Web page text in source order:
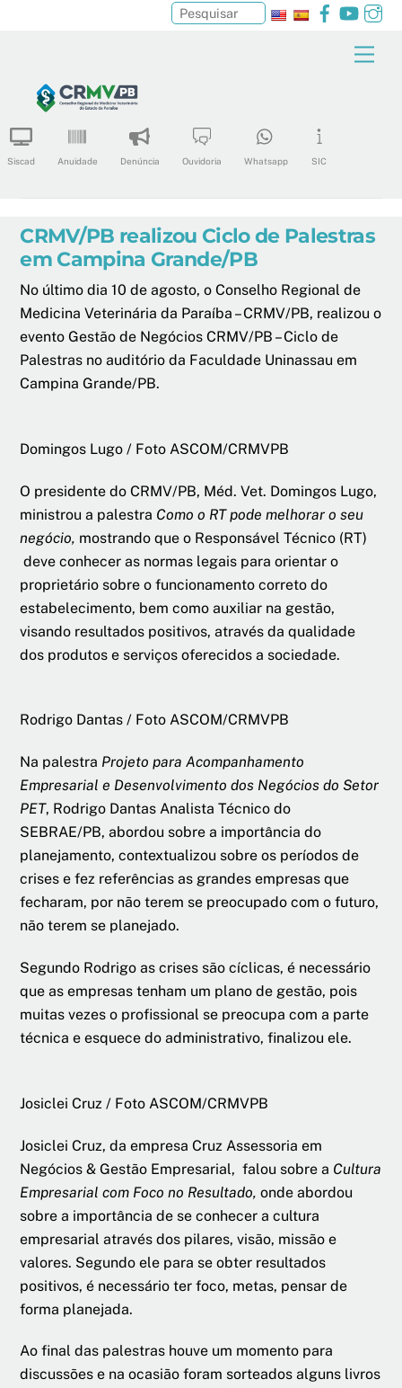
content
Facebook
Siscad Anuidade Denúncia Ouvidoria Whatsapp SIC
Pesquisar
CRMV/PB realizou Ciclo de Palestras
em Campina Grande/PB
No último dia 10 de agosto, o Conselho Regional de
Medicina Veterinária da Paraíba – CRMV/PB, realizou o
evento Gestão de Negócios CRMV/PB – Ciclo de
Palestras no auditório da Faculdade Uninassau em
Campina Grande/PB.
Domingos Lugo / Foto ASCOM/CRMVPB
O presidente do CRMV/PB, Méd. Vet. Domingos Lugo,
ministrou a palestra Como o RT pode melhorar o seu
negócio, mostrando que o Responsável Técnico (RT)
deve conhecer as normas legais para orientar o
proprietário sobre o funcionamento correto do
estabelecimento, bem como auxiliar na gestão,
visando resultados positivos, através da qualidade
dos produtos e serviços oferecidos a sociedade.
Rodrigo Dantas / Foto ASCOM/CRMVPB
Na palestra Projeto para Acompanhamento
Empresarial e Desenvolvimento dos Negócios do Setor
PET, Rodrigo Dantas Analista Técnico do
SEBRAE/PB, abordou sobre a importância do
planejamento, contextualizou sobre os períodos de
crises e fez referências as grandes empresas que
fecharam, por não terem se preocupado com o futuro,
não terem se planejado.
Segundo Rodrigo as crises são cíclicas, é necessário
que as empresas tenham um plano de gestão, pois
muitas vezes o profissional se preocupa com a parte
técnica e esquece do administrativo, finalizou ele.
Josiclei Cruz / Foto ASCOM/CRMVPB
Josiclei Cruz, da empresa Cruz Assessoria em
Negócios & Gestão Empresarial, falou sobre a Cultura
Empresarial com Foco no Resultado, onde abordou
sobre a importância de se conhecer a cultura
empresarial através dos pilares, visão, missão e
valores. Segundo ele para se obter resultados
positivos, é necessário ter foco, metas, pensar de
forma planejada.
Ao final das palestras houve um momento para
discussões e na ocasião foram sorteados alguns livros